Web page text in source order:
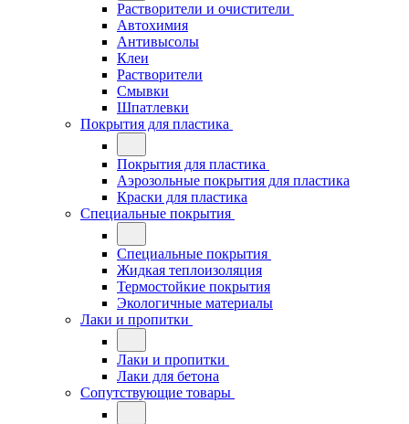
Растворители и очистители
Автохимия
Антивысолы
Клеи
Растворители
Смывки
Шпатлевки
Покрытия для пластика
Покрытия для пластика
Аэрозольные покрытия для пластика
Краски для пластика
Специальные покрытия
Специальные покрытия
Жидкая теплоизоляция
Термостойкие покрытия
Экологичные материалы
Лаки и пропитки
Лаки и пропитки
Лаки для бетона
Сопутствующие товары